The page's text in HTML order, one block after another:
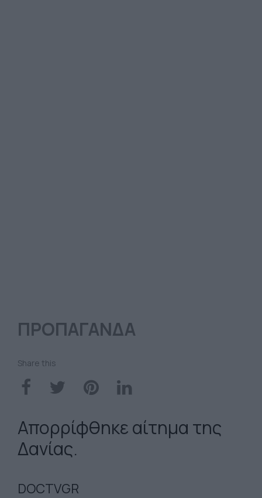
ΠΡΟΠΑΓΑΝΔΑ
Share this
Απορρίφθηκε αίτημα της
Δανίας.
DOCTVGR